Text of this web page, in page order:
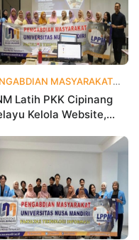
yang lalu MASYARAKAT
Latih PKK Cipinang
Kelola Website,
Masyarakat